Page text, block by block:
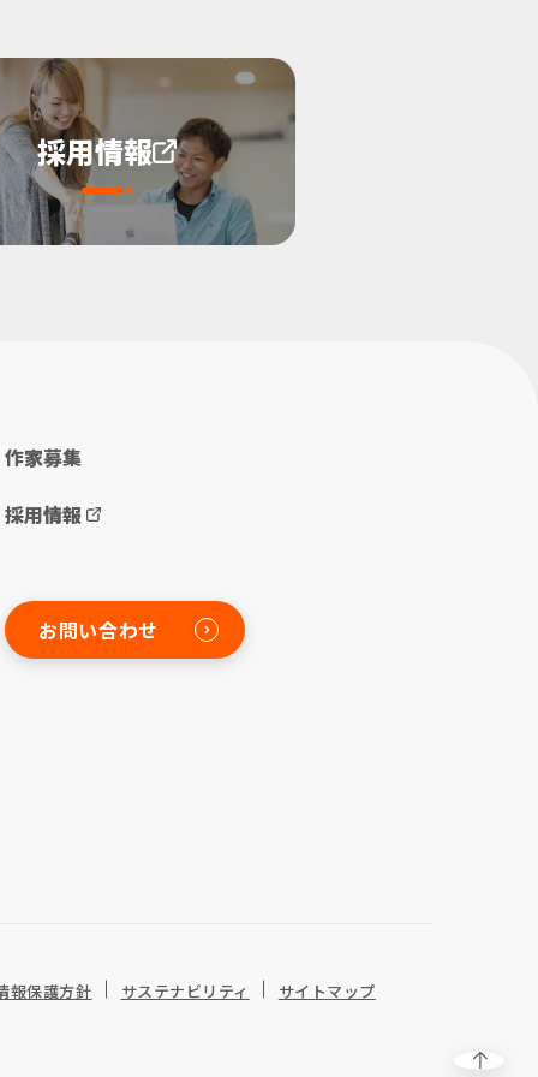
採用情報
作家募集
採用情報
お問い合わせ
報保護方針 サステナビリティ サイトマップ